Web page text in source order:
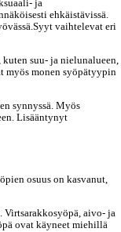
ja
ehkäistävissä.
vaihtelevat eri
suu- ja nielunalueen,
myös monen syöpätyypin
synnyssä. Myös
Lisääntynyt
osuus on kasvanut,
Virtsarakkosyöpä, aivo- ja
ovat käyneet miehillä